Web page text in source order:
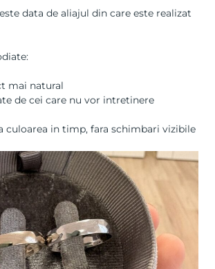
data de aliajul din care este realizat
mai natural
de cei care nu vor intretinere
culoarea in timp, fara schimbari vizibile